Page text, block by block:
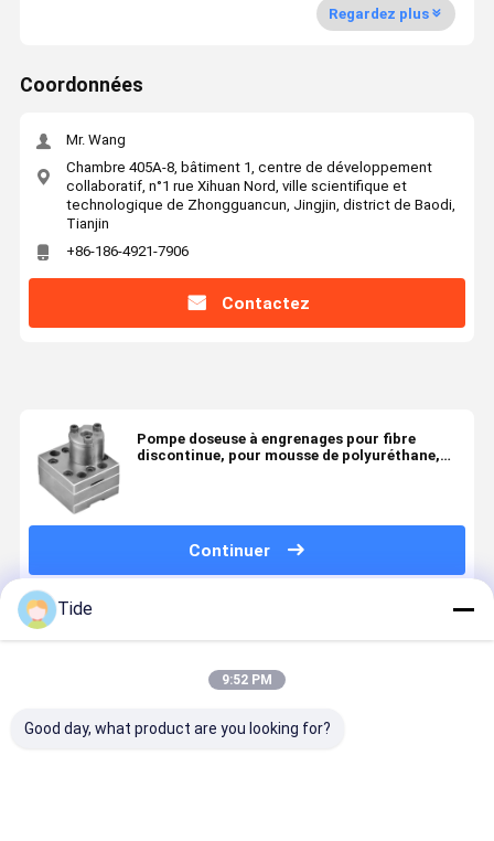
Regardez plus
Coordonnées
Mr. Wang
Chambre 405A-8, bâtiment 1, centre de développement
collaboratif, n°1 rue Xihuan Nord, ville scientifique et
technologique de Zhongguancun, Jingjin, district de Baodi,
Tianjin
+86-186-4921-7906
Contactez
Pompe doseuse à engrenages pour fibre
discontinue, pour mousse de polyuréthane,
Continuer
Produits Recommandés
Tide
9:52 PM
Good day, what product are you looking for?